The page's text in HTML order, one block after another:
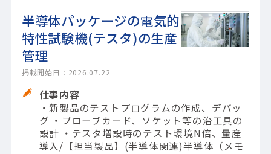
半導体パッケージの電気的
特性試験機(テスタ)の生産
管理
掲載開始日：2026.07.22
仕事内容
・新製品のテストプログラムの作成、デバッ
グ ・プローブカード、ソケット等の治工具の
設計 ・テスタ増設時のテスト環境N倍、量産
導入/【担当製品】(半導体関連)半導体（メモ